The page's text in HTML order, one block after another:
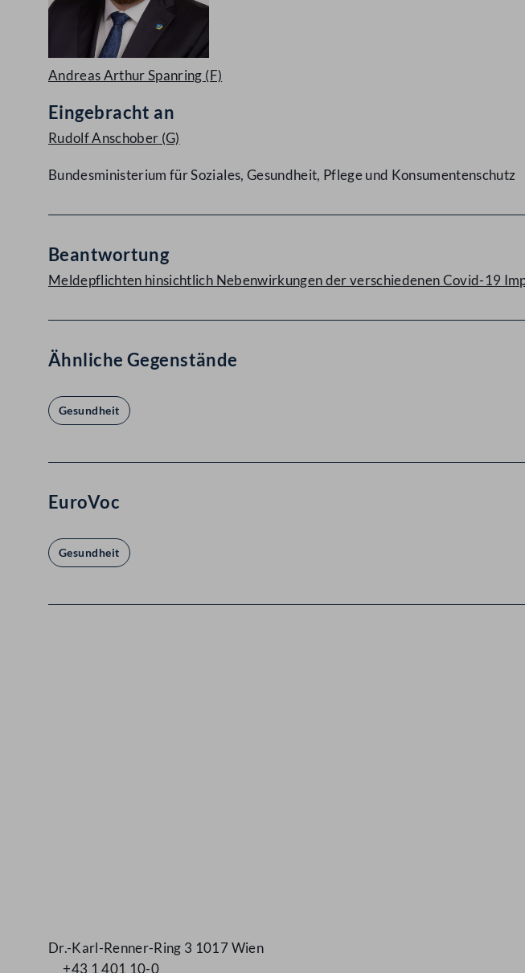
Andreas Arthur Spanring (F)
Eingebracht an
Rudolf Anschober (G)
Bundesministerium für Soziales, Gesundheit, Pflege und Konsumentenschutz
Beantwortung
Meldepflichten hinsichtlich Nebenwirkungen der verschiedenen Covid-19
Ähnliche Gegenstände
Gesundheit
EuroVoc
Gesundheit
Dr.-Karl-Renner-Ring 3 1017 Wien
+43 1 401 10-0